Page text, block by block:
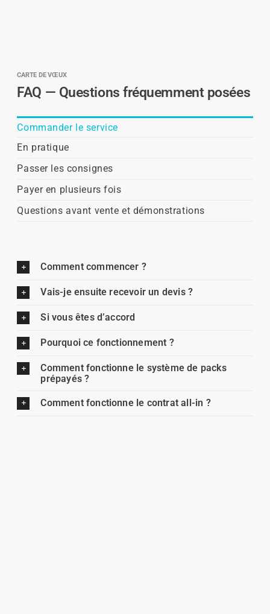
CARTE DE VŒUX
FAQ — Questions fréquemment posées
Commander le service
En pratique
Passer les consignes
Payer en plusieurs fois
Questions avant vente et démonstrations
Comment commencer ?
Vais-je ensuite recevoir un devis ?
Si vous êtes d’accord
Pourquoi ce fonctionnement ?
Comment fonctionne le système de packs
prépayés ?
Comment fonctionne le contrat all-in ?